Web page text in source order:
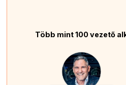
Több mint 100 vezető